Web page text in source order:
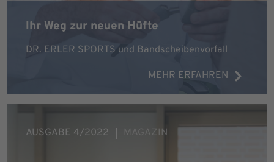
Ihr Weg zur neuen Hüfte
DR. ERLER SPORTS und Bandscheibenvorfall
MEHR ERFAHREN
AUSGABE 4/2022 MAGAZIN